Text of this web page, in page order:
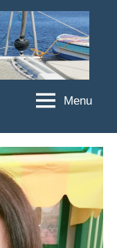
Menu